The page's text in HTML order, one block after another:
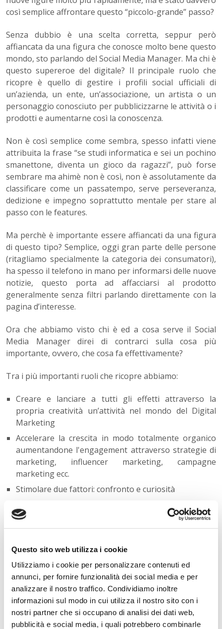
Questo sito web utilizza i cookie
Utilizziamo i cookie per personalizzare contenuti ed
annunci, per fornire funzionalità dei social media e per
analizzare il nostro traffico. Condividiamo inoltre
informazioni sul modo in cui utilizza il nostro sito con i
nostri partner che si occupano di analisi dei dati web,
pubblicità e social media, i quali potrebbero combinarle
così semplice affrontare questo “piccolo-grande” passo?
Senza dubbio è una scelta corretta, seppur però
affiancata da una figura che conosce molto bene questo
mondo, sto parlando del Social Media Manager. Ma chi è
questo supereroe del digitale? Il principale ruolo che
ricopre è quello di gestire i profili social ufficiali di
un’azienda, un ente, un’associazione, un artista o un
personaggio conosciuto per pubblicizzarne le attività o i
prodotti e aumentarne così la conoscenza.
Non è così semplice come sembra, spesso infatti viene
attribuita la frase “se studi informatica e sei un pochino
smanettone, diventa un gioco da ragazzi”, può forse
sembrare ma ahimè non è così, non è assolutamente da
classificare come un passatempo, serve perseveranza,
dedizione e impegno soprattutto mentale per stare al
passo con le features.
Ma perchè è importante essere affiancati da una figura
di questo tipo? Semplice, oggi gran parte delle persone
(ritagliamo specialmente la categoria dei consumatori),
ha spesso il telefono in mano per informarsi delle nuove
notizie, questo porta ad affacciarsi al prodotto
generalmente senza filtri parlando direttamente con la
pagina d’interesse.
Ora che abbiamo visto chi è ed a cosa serve il Social
Media Manager direi di contrarci sulla cosa più
importante, ovvero, che cosa fa effettivamente?
Tra i più importanti ruoli che ricopre abbiamo:
Creare e lanciare a tutti gli effetti attraverso la
propria creatività un’attività nel mondo del Digital
Marketing
Accelerare la crescita in modo totalmente organico
aumentandone l'engagement attraverso strategie di
marketing, influencer marketing, campagne
marketing ecc.
Stimolare due fattori: confronto e curiosità
Il Social Media Manager ha un obiettivo chiaro: far
sul pezzo, attivo nel sperimentare nuove strategie,
pubblicare post, fare analisi e strutturare calendari
adatti al tipo di lavoro da svolgere.
Dietro le quinte è un leader del proprio gruppo, sceglie
in modo maestrale un fotografo per produrre contenuti
di altissima qualità ed un copywriter per la scrittura di